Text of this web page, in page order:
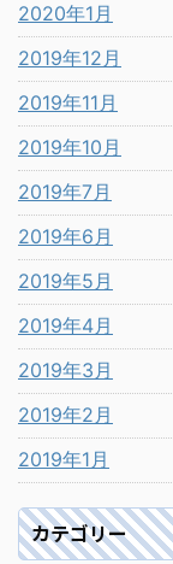
2020年1月
2019年12月
2019年11月
2019年10月
2019年7月
2019年6月
2019年5月
2019年4月
2019年3月
2019年2月
2019年1月
カテゴリー